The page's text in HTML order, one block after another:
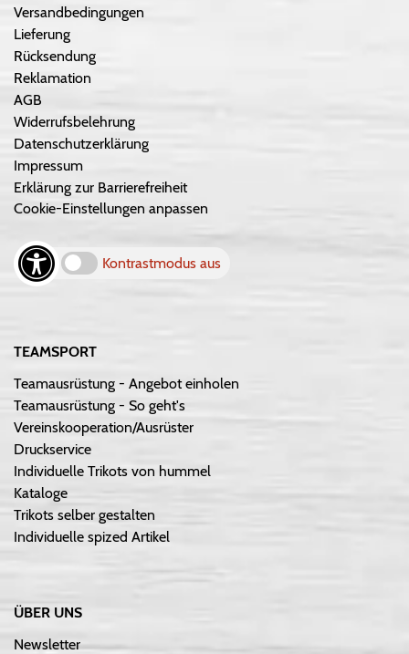
Versandbedingungen
Lieferung
Rücksendung
Reklamation
AGB
Widerrufsbelehrung
Datenschutzerklärung
Impressum
Erklärung zur Barrierefreiheit
Cookie-Einstellungen anpassen
Kontrastmodus aus
TEAMSPORT
Teamausrüstung - Angebot einholen
Teamausrüstung - So geht's
Vereinskooperation/Ausrüster
Druckservice
Individuelle Trikots von hummel
Kataloge
Trikots selber gestalten
Individuelle spized Artikel
ÜBER UNS
Newsletter